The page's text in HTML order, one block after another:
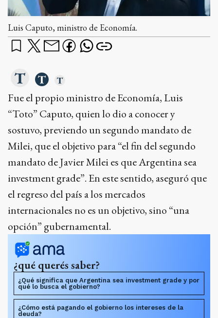
Luis Caputo, ministro de Economía.
Fue el propio ministro de Economía, Luis
“Toto” Caputo, quien lo dio a conocer y
sostuvo, previendo un segundo mandato de
Milei, que el objetivo para “el fin del segundo
mandato de Javier Milei es que Argentina sea
investment grade”. En este sentido, aseguró que
el regreso del país a los mercados
internacionales no es un objetivo, sino “una
opción” gubernamental.
¿qué querés saber?
¿Qué significa que Argentina sea investment grade y por
qué lo busca el gobierno?
¿Cómo está pagando el gobierno los intereses de la
deuda?